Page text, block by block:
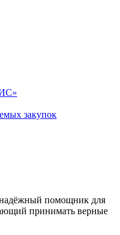
закупок
помощник для
принимать верные